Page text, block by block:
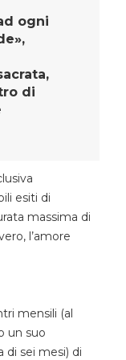
ogni
di
esiti di
massima di
l’amore
mensili (al
un suo
di sei mesi) di